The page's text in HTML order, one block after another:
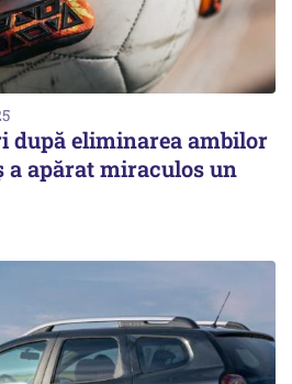
după eliminarea ambilor
apărat miraculos un